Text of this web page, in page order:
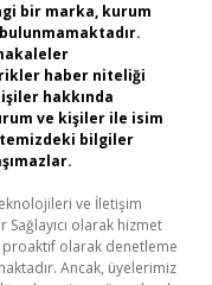
bir marka, kurum
haber niteliği
hakkında
ve kişiler ile isim
bilgiler
ve İletişim
Sağlayıcı olarak hizmet
olarak denetleme
Ancak, üyelerimiz